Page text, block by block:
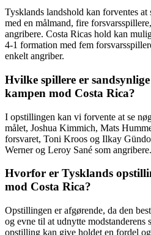
Tysklands landshold kan forventes
med en målmand, fire
angribere. Costa Ricas hold kan
4-1 formation med fem
enkelt angriber.
Hvilke spillere er
kampen mod Costa Rica?
I opstillingen kan vi forvente at se
målet, Joshua Kimmich, Mats
forsvaret, Toni Kroos og Ilkay
Werner og Leroy Sané som angribere.
Hvorfor er Tysklands
mod Costa Rica?
Opstillingen er afgørende, da den
og evne til at udnytte modstanderens
opstilling kan give holdet en fordel